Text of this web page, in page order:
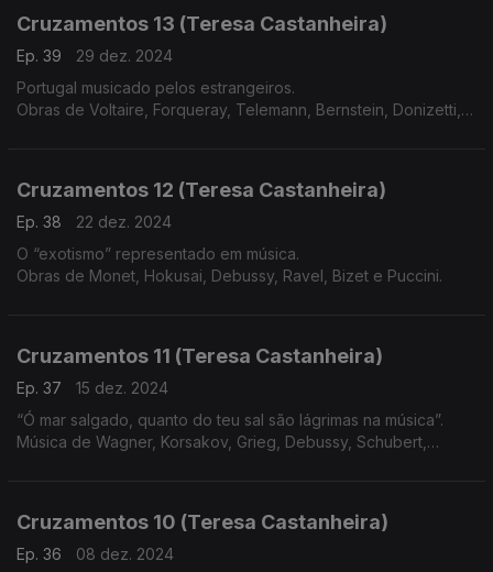
Cruzamentos 13 (Teresa Castanheira)
Ep. 39
29 dez. 2024
Portugal musicado pelos estrangeiros.
Obras de Voltaire, Forqueray, Telemann, Bernstein, Donizetti,
Cruzamentos 12 (Teresa Castanheira)
Ep. 38
22 dez. 2024
O “exotismo” representado em música.
Obras de Monet, Hokusai, Debussy, Ravel, Bizet e Puccini.
Cruzamentos 11 (Teresa Castanheira)
Ep. 37
15 dez. 2024
“Ó mar salgado, quanto do teu sal são lágrimas na música”.
Música de Wagner, Korsakov, Grieg, Debussy, Schubert,
Cruzamentos 10 (Teresa Castanheira)
Ep. 36
08 dez. 2024